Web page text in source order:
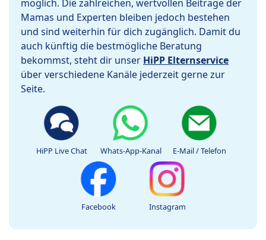
möglich. Die zahlreichen, wertvollen Beiträge der
Mamas und Experten bleiben jedoch bestehen
und sind weiterhin für dich zugänglich. Damit du
auch künftig die bestmögliche Beratung
bekommst, steht dir unser HiPP Elternservice
über verschiedene Kanäle jederzeit gerne zur
Seite.
HiPP Live Chat Whats-App-Kanal E-Mail / Telefon
Facebook Instagram